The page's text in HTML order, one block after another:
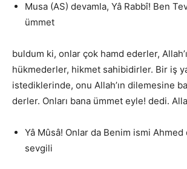
Musa (AS) devamla, Yâ Rabbî! Ben
ümmet
buldum ki, onlar çok hamd ederler,
hükmederler, hikmet sahibidirler. Bir iş
istediklerinde, onu Allah’ın dilemesine
derler. Onları bana ümmet eyle! dedi.
Yâ Mûsâ! Onlar da Benim ismi Ahmed
sevgili